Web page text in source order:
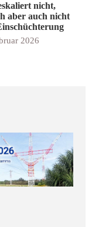
nicht,
aber auch nicht
2026